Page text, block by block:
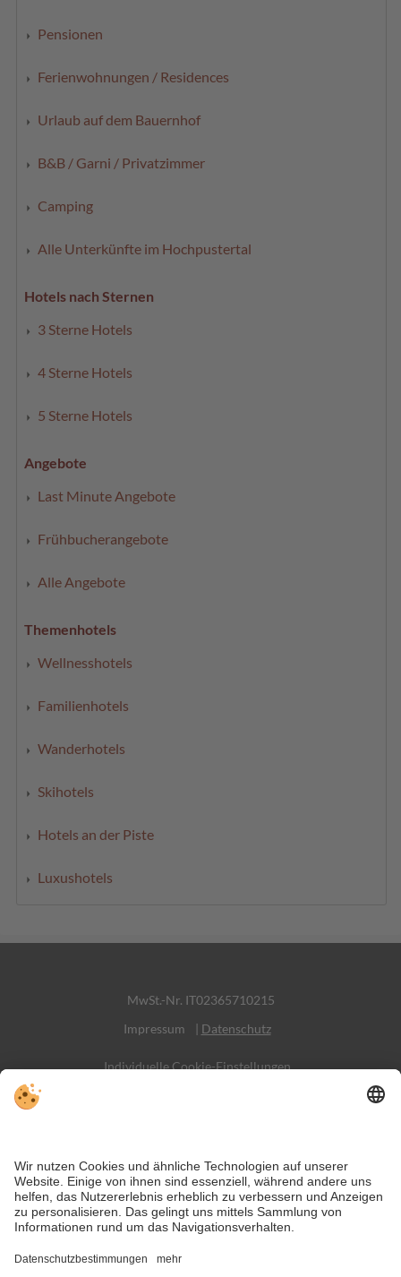
Pensionen
Ferienwohnungen / Residences
Urlaub auf dem Bauernhof
B&B / Garni / Privatzimmer
Camping
Alle Unterkünfte im Hochpustertal
Hotels nach Sternen
3 Sterne Hotels
4 Sterne Hotels
5 Sterne Hotels
Angebote
Last Minute Angebote
Frühbucherangebote
Alle Angebote
Themenhotels
Wellnesshotels
Familienhotels
Wanderhotels
Skihotels
Hotels an der Piste
Luxushotels
MwSt.-Nr. IT02365710215
Impressum
| Datenschutz
Individuelle Cookie-Einstellungen
Social Media